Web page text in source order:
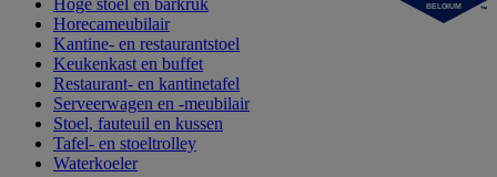
Horecameubilair
Kantine- en restaurantstoel
Keukenkast en buffet
Restaurant- en kantinetafel
Serveerwagen en -meubilair
Stoel, fauteuil en kussen
Tafel- en stoeltrolley
Waterkoeler
BELGIUM